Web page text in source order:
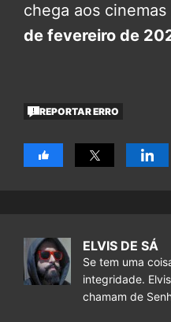
chega aos
de fevereiro de
REPORTAR ERRO
ELVIS DE SÁ
Se tem uma
integridade.
chamam de